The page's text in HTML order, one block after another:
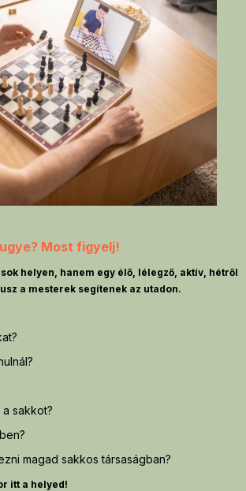
Most figyelj!
helyen, hanem egy élő, lélegző, aktív, hétről
a mesterek segítenek az utadon.
sakkot?
magad sakkos társaságban?
itt a helyed!